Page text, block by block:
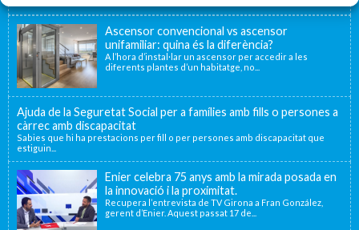
Ascensor convencional vs ascensor
unifamiliar: quina és la diferència?
A l’hora d’instal·lar un ascensor per accedir a les
diferents plantes d’un habitatge, no...
Ajuda de la Seguretat Social per a famílies amb fills o persones a
càrrec amb discapacitat
Sabies que hi ha prestacions per fill o per persones amb discapacitat que
estiguin...
Enier celebra 75 anys amb la mirada posada en
la innovació i la proximitat.
Recupera l’entrevista de TV Girona a Fran González,
gerent d’Enier. Aquest passat 17 de...